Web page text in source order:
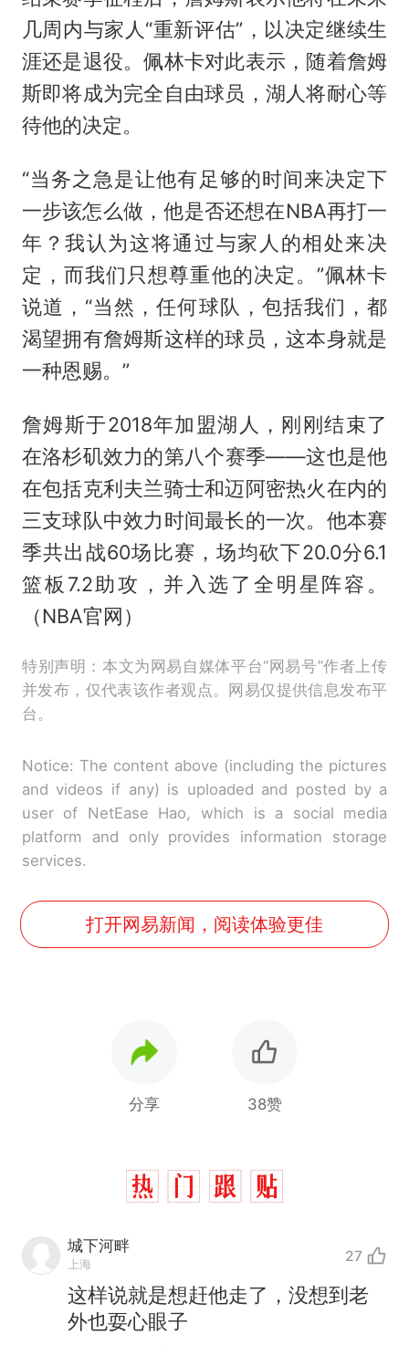
几周内与家人“重新评估”，以决定继续生
涯还是退役。佩林卡对此表示，随着詹姆
斯即将成为完全自由球员，湖人将耐心等
待他的决定。
“当务之急是让他有足够的时间来决定下
一步该怎么做，他是否还想在NBA再打一
年？我认为这将通过与家人的相处来决
定，而我们只想尊重他的决定。”佩林卡
说道，“当然，任何球队，包括我们，都
渴望拥有詹姆斯这样的球员，这本身就是
一种恩赐。”
詹姆斯于2018年加盟湖人，刚刚结束了
在洛杉矶效力的第八个赛季——这也是他
在包括克利夫兰骑士和迈阿密热火在内的
三支球队中效力时间最长的一次。他本赛
季共出战60场比赛，场均砍下20.0分6.1
篮板7.2助攻，并入选了全明星阵容。
（NBA官网）
特别声明：本文为网易自媒体平台“网易号”作者上传
并发布，仅代表该作者观点。网易仅提供信息发布平
台。
Notice: The content above (including the pictures
and videos if any) is uploaded and posted by a
user of NetEase Hao, which is a social media
platform and only provides information storage
services.
打开网易新闻，阅读体验更佳
分享 38赞
城下河畔
上海 27
这样说就是想赶他走了，没想到老
外也耍心眼子